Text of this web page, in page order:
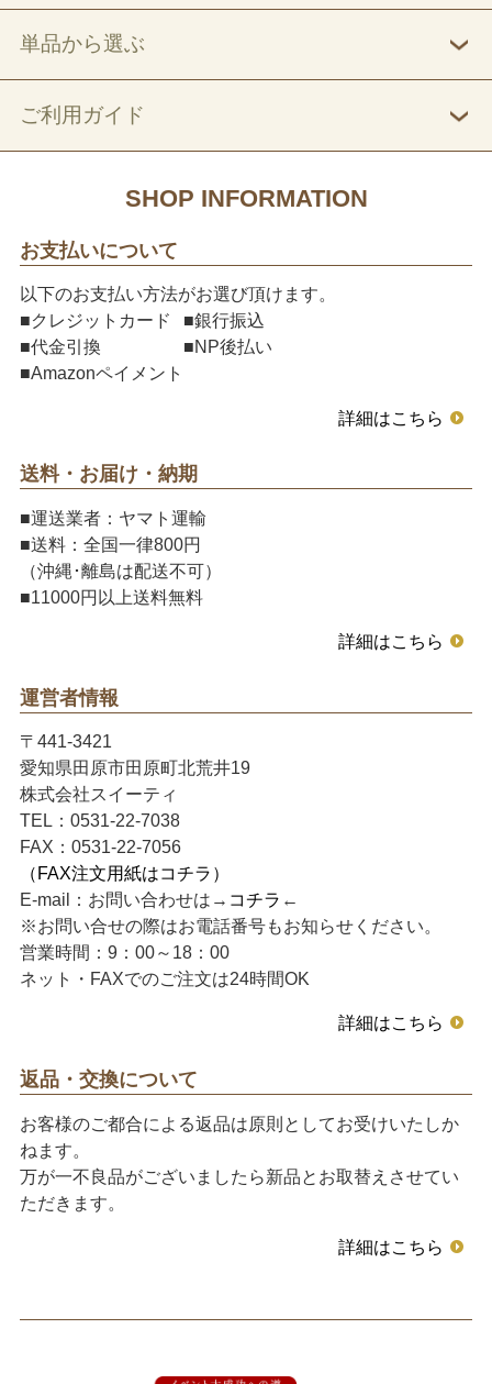
単品から選ぶ
ご利用ガイド
SHOP INFORMATION
お支払いについて
以下のお支払い方法がお選び頂けます。
■クレジットカード
■銀行振込
■代金引換
■NP後払い
■Amazonペイメント
詳細はこちら
送料・お届け・納期
■運送業者：ヤマト運輸
■送料：全国一律800円
（沖縄･離島は配送不可）
■11000円以上送料無料
詳細はこちら
運営者情報
〒441-3421
愛知県田原市田原町北荒井19
株式会社スイーティ
TEL：0531-22-7038
FAX：0531-22-7056
（FAX注文用紙はコチラ）
E-mail：お問い合わせは→ コチラ ←
※お問い合せの際はお電話番号もお知らせください。
営業時間：9：00～18：00
ネット・FAXでのご注文は24時間OK
詳細はこちら
返品・交換について
お客様のご都合による返品は原則としてお受けいたしか
ねます。
万が一不良品がございましたら新品とお取替えさせてい
ただきます。
詳細はこちら